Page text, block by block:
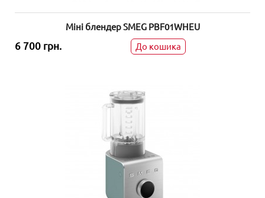
Міні блендер SMEG PBF01WHEU
6 700 грн. До кошика